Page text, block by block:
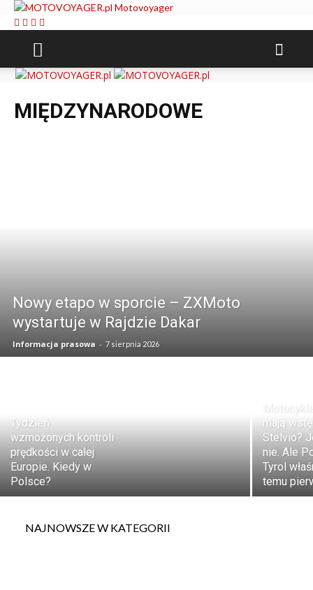
Motovoyager
MIĘDZYNARODOWE
Nowy etapo w sporcie – ZXMoto
wystartuje w Rajdzie Dakar
Informacja prasowa - 7 sierpnia 2026
Tydzień
wzmożonych kontroli
prędkości w całej
Europie. Kiedy w
Polsce?
mają
Stelvio?
nie. Ale
Tyrol
temu
NAJNOWSZE W KATEGORII